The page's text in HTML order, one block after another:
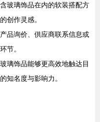
玻璃饰品在内的软装搭配方
创作灵感。
品询价、供应商联系信息或
节。
璃饰品能够更高效地触达目
知名度与影响力。